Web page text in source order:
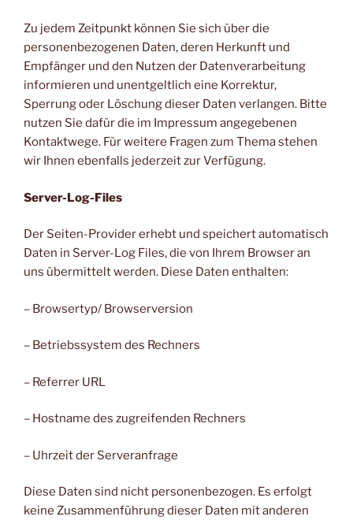
Zu jedem Zeitpunkt können Sie sich über die
personenbezogenen Daten, deren Herkunft und
Empfänger und den Nutzen der Datenverarbeitung
informieren und unentgeltlich eine Korrektur,
Sperrung oder Löschung dieser Daten verlangen. Bitte
nutzen Sie dafür die im Impressum angegebenen
Kontaktwege. Für weitere Fragen zum Thema stehen
wir Ihnen ebenfalls jederzeit zur Verfügung.
Server-Log-Files
Der Seiten-Provider erhebt und speichert automatisch
Daten in Server-Log Files, die von Ihrem Browser an
uns übermittelt werden. Diese Daten enthalten:
– Browsertyp/ Browserversion
– Betriebssystem des Rechners
– Referrer URL
– Hostname des zugreifenden Rechners
– Uhrzeit der Serveranfrage
Diese Daten sind nicht personenbezogen. Es erfolgt
keine Zusammenführung dieser Daten mit anderen